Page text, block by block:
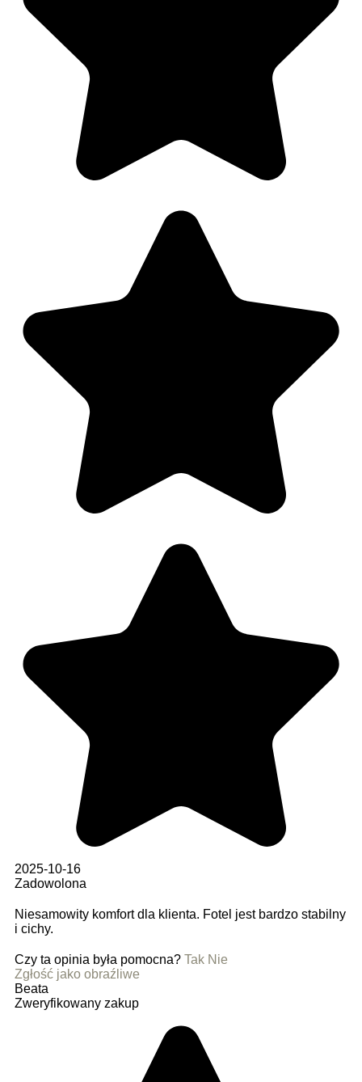
2025-10-16
Zadowolona
Niesamowity komfort dla klienta. Fotel jest bardzo stabilny
i cichy.
Czy ta opinia była pomocna? Tak Nie
Zgłość jako obraźliwe
Beata
Zweryfikowany zakup